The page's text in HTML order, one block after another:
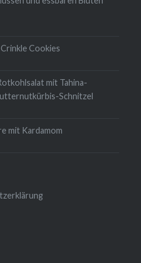
Cookies
mit Tahina-
Schnitzel
mit Kardamom